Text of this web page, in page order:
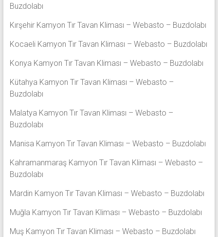
Buzdolabı
Kırşehir Kamyon Tır Tavan Kliması – Webasto – Buzdolabı
Kocaeli Kamyon Tır Tavan Kliması – Webasto – Buzdolabı
Konya Kamyon Tır Tavan Kliması – Webasto – Buzdolabı
Kütahya Kamyon Tır Tavan Kliması – Webasto –
Buzdolabı
Malatya Kamyon Tır Tavan Kliması – Webasto –
Buzdolabı
Manisa Kamyon Tır Tavan Kliması – Webasto – Buzdolabı
Kahramanmaraş Kamyon Tır Tavan Kliması – Webasto –
Buzdolabı
Mardin Kamyon Tır Tavan Kliması – Webasto – Buzdolabı
Muğla Kamyon Tır Tavan Kliması – Webasto – Buzdolabı
Muş Kamyon Tır Tavan Kliması – Webasto – Buzdolabı